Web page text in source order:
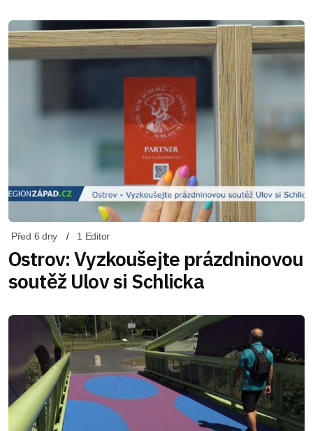
Před 6 dny 1 Editor
Ostrov: Vyzkoušejte prázdninovou
soutěž Ulov si Schlicka